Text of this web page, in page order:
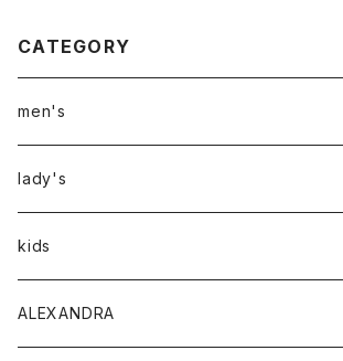
CATEGORY
men's
アウター
トップス
Tシャツ
ボトムス
lady's
アウター
トップス
kids
ALEXANDRA